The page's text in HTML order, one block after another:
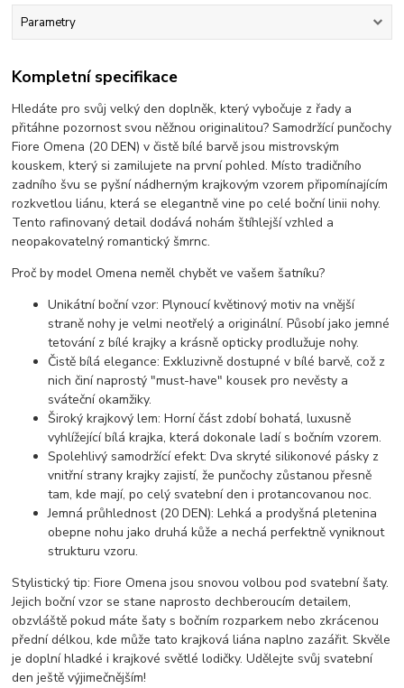
Parametry
Kompletní specifikace
Hledáte pro svůj velký den doplněk, který vybočuje z řady a
přitáhne pozornost svou něžnou originalitou? Samodržící punčochy
Fiore Omena (20 DEN) v čistě bílé barvě jsou mistrovským
kouskem, který si zamilujete na první pohled. Místo tradičního
zadního švu se pyšní nádherným krajkovým vzorem připomínajícím
rozkvetlou liánu, která se elegantně vine po celé boční linii nohy.
Tento rafinovaný detail dodává nohám štíhlejší vzhled a
neopakovatelný romantický šmrnc.
Proč by model Omena neměl chybět ve vašem šatníku?
Unikátní boční vzor: Plynoucí květinový motiv na vnější
straně nohy je velmi neotřelý a originální. Působí jako jemné
tetování z bílé krajky a krásně opticky prodlužuje nohy.
Čistě bílá elegance: Exkluzivně dostupné v bílé barvě, což z
nich činí naprostý "must-have" kousek pro nevěsty a
sváteční okamžiky.
Široký krajkový lem: Horní část zdobí bohatá, luxusně
vyhlížející bílá krajka, která dokonale ladí s bočním vzorem.
Spolehlivý samodržící efekt: Dva skryté silikonové pásky z
vnitřní strany krajky zajistí, že punčochy zůstanou přesně
tam, kde mají, po celý svatební den i protancovanou noc.
Jemná průhlednost (20 DEN): Lehká a prodyšná pletenina
obepne nohu jako druhá kůže a nechá perfektně vyniknout
strukturu vzoru.
Stylistický tip: Fiore Omena jsou snovou volbou pod svatební šaty.
Jejich boční vzor se stane naprosto dechberoucím detailem,
obzvláště pokud máte šaty s bočním rozparkem nebo zkrácenou
přední délkou, kde může tato krajková liána naplno zazářit. Skvěle
je doplní hladké i krajkové světlé lodičky. Udělejte svůj svatební
den ještě výjimečnějším!